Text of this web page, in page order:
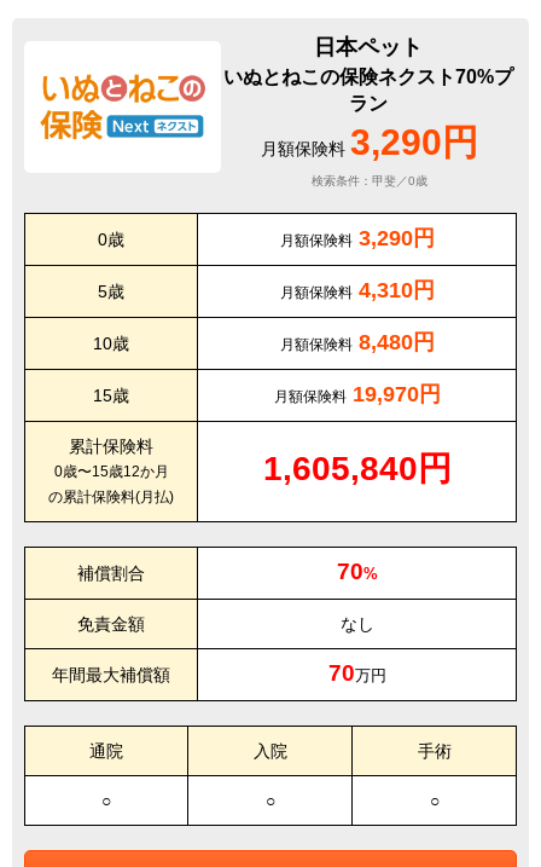
日本ペット
いぬとねこの保険ネクスト70%プ
ラン
月額保険料 3,290円
検索条件：甲斐／0歳
0歳 月額保険料 3,290円
5歳 月額保険料 4,310円
10歳 月額保険料 8,480円
15歳 月額保険料 19,970円
累計保険料
0歳〜15歳12か月
の累計保険料(月払)
1,605,840円
補償割合 70%
免責金額 なし
年間最大補償額 70万円
通院 入院 手術
○ ○ ○